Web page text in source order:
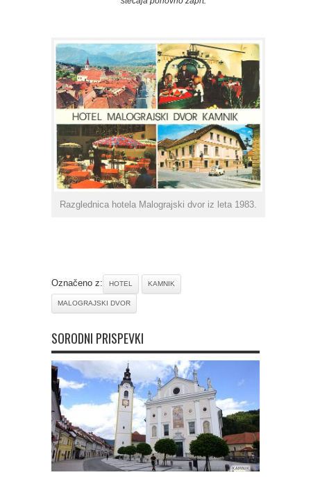
Razglednica hotela Malograjski dvor iz leta 1983.
Označeno z: HOTEL KAMNIK
MALOGRAJSKI DVOR
SORODNI PRISPEVKI